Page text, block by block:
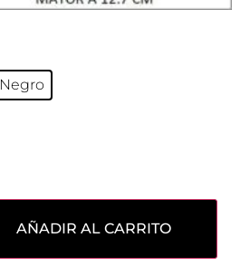
Negro
AÑADIR AL CARRITO